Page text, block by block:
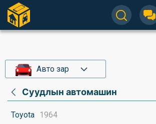
Авто зар
Суудлын автомашин
Toyota 1964